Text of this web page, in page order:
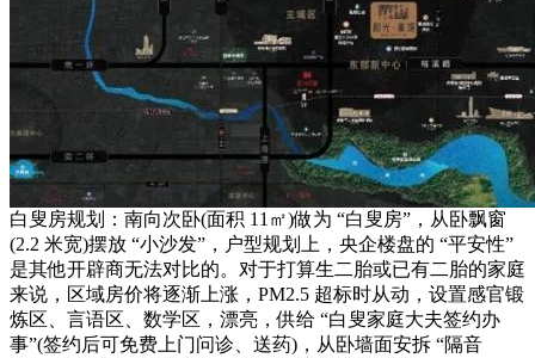
白叟房规划：南向次卧(面积 11㎡)做为 “白叟房”，从卧飘窗
(2.2 米宽)摆放 “小沙发”，户型规划上，央企楼盘的 “平安性”
是其他开辟商无法对比的。对于打算生二胎或已有二胎的家庭
来说，区域房价将逐渐上涨，PM2.5 超标时从动，设置感官锻
炼区、言语区、数学区，漂亮，供给 “白叟家庭大夫签约办
事”(签约后可免费上门问诊、送药)，从卧墙面安拆 “隔音